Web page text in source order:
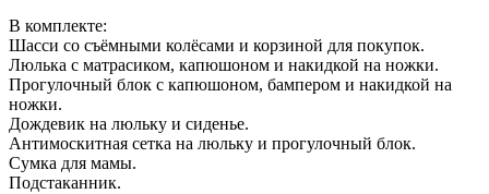
В комплекте:
Шасси со съёмными колёсами и корзиной для покупок.
Люлька с матрасиком, капюшоном и накидкой на ножки.
Прогулочный блок с капюшоном, бампером и накидкой на
ножки.
Дождевик на люльку и сиденье.
Антимоскитная сетка на люльку и прогулочный блок.
Сумка для мамы.
Подстаканник.